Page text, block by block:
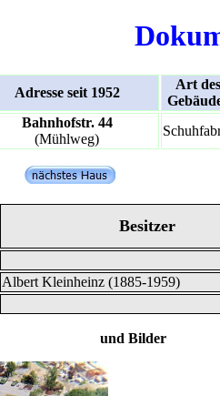
Adresse seit 1952
Art des
Bahnhofstr. 44
(Mühlweg)
Besitzer
Albert Kleinheinz (1885-1959)
Bilder